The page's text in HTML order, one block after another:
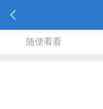
随便看看